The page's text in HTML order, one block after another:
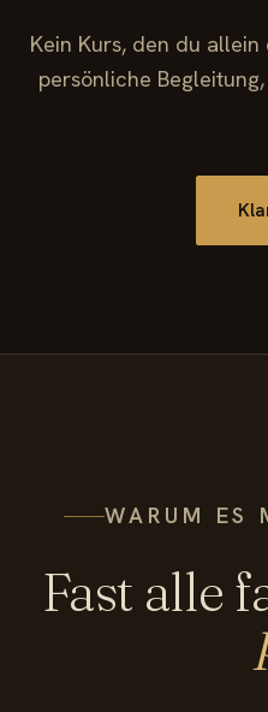
Kein Kurs, den du
persönliche
WARUM ES
Fast alle